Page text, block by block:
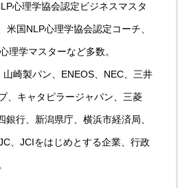
心理学協会認定ビジネスマスタ
国NLP心理学協会認定コーチ、
理学マスターなど多数。
崎製パン、ENEOS、NEC、三井
、キャタピラージャパン、三菱
行、新潟県庁、横浜市経済局、
、JCIをはじめとする企業、行政